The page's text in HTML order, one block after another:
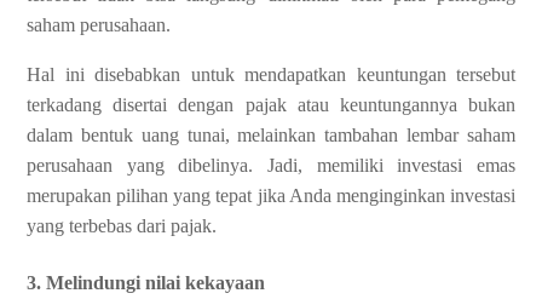
saham perusahaan.
Hal ini disebabkan untuk mendapatkan keuntungan tersebut
terkadang disertai dengan pajak atau keuntungannya bukan
dalam bentuk uang tunai, melainkan tambahan lembar saham
perusahaan yang dibelinya. Jadi, memiliki investasi emas
merupakan pilihan yang tepat jika Anda menginginkan investasi
yang terbebas dari pajak.
3. Melindungi nilai kekayaan